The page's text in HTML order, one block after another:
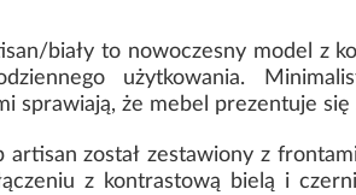
biały to nowoczesny model z
użytkowania.
sprawiają, że mebel prezentuje
artisan został zestawiony z
z kontrastową bielą i